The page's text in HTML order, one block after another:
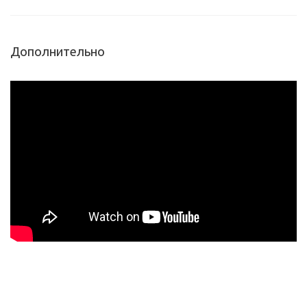
Дополнительно